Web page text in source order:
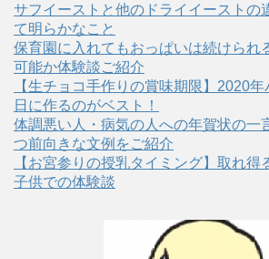
ゴ
リ
ー
サフイーストと他のドライイーストの
て明らかなこと
保育園に入れてもおっぱいは続けられ
可能か体験談ご紹介
【生チョコ手作りの賞味期限】2020
日に作るのがベスト！
体調悪い人・病気の人への年賀状の一
つ前向きな文例をご紹介
【お宮参りの授乳タイミング】取れ得
子供での体験談